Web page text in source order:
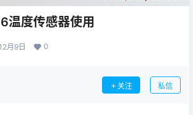
温度传感器使用
月9日 0
关注 私信